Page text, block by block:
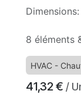
8 éléments
HVAC -
41,32€ /